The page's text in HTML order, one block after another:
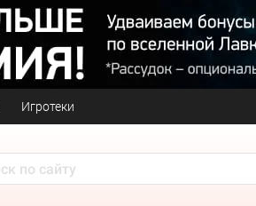
Игротеки